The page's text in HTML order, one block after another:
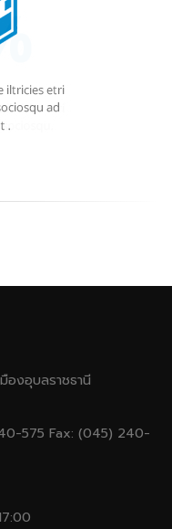
องอุบลราชธานี
575 Fax: (045) 240-